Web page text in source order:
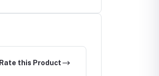
Rate this Product